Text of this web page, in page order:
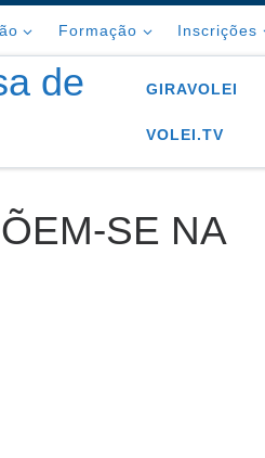
Formação Inscrições
de
GIRAVOLEI
VOLEI.TV
SE NA